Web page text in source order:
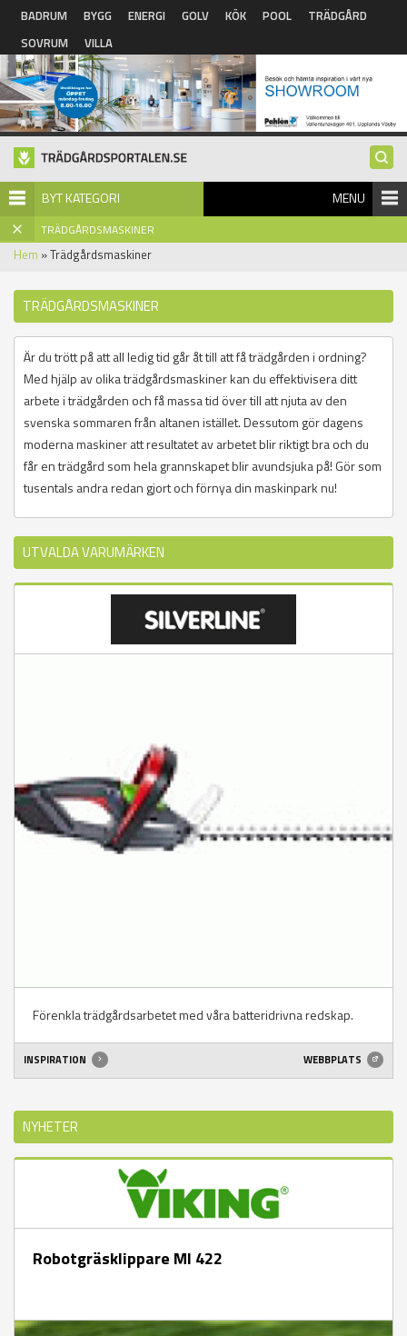
Hoppa till huvudinnehåll
BADRUM BYGG ENERGI GOLV KÖK POOL
TRÄDGÅRD
SOVRUM
VILLA
BYT KATEGORI MENU
TRÄDGÅRDSMASKINER
Hem » Trädgårdsmaskiner
TRÄDGÅRDSMASKINER
Är du trött på att all ledig tid går åt till att få trädgården i ordning?
Med hjälp av olika trädgårdsmaskiner kan du effektivisera ditt
arbete i trädgården och få massa tid över till att njuta av den
svenska sommaren från altanen istället. Dessutom gör dagens
moderna maskiner att resultatet av arbetet blir riktigt bra och du
får en trädgård som hela grannskapet blir avundsjuka på! Gör som
tusentals andra redan gjort och förnya din maskinpark nu!
UTVALDA VARUMÄRKEN
Förenkla trädgårdsarbetet med våra batteridrivna redskap.
INSPIRATION WEBBPLATS
NYHETER
Robotgräsklippare MI 422